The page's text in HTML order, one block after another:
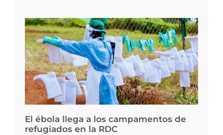
El ébola llega a los campamentos de
refugiados en la RDC